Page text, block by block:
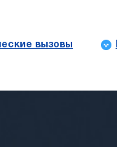
вызовы